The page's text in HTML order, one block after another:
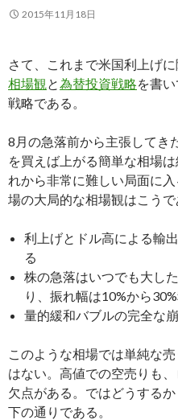
2015年11月18日
さて、これまで米国利上げに
相場観と為替投資戦略を書
戦略である。
8月の急落前から主張してき
を買えば上がる簡単な相場
れから非常に難しい局面に
場の大局的な相場観はこうで
利上げとドル高による輸
る
株の急落はいつでも大し
り、振れ幅は10%から
量的緩和バブルの完全な
このような相場では単純な
はない。高値での空売りも
欠点がある。ではどうする
下の通りである。